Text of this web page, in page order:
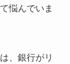
悩んでいま
、銀行がリ